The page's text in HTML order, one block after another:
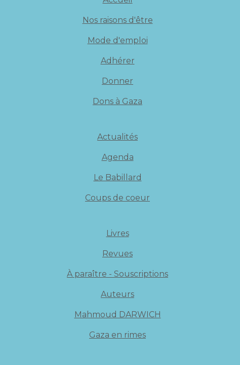
Nos raisons d'être
Mode d'emploi
Adhérer
Donner
Dons à Gaza
Actualités
Agenda
Le Babillard
Coups de coeur
Livres
Revues
À paraître - Souscriptions
Auteurs
Mahmoud DARWICH
Gaza en rimes